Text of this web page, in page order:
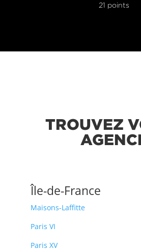
21 points
TROUVEZ
Île-de-France
Maisons-Laffitte
Paris VI
Paris XV